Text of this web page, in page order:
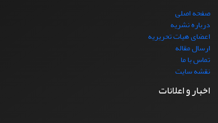
صفحه اصلی
درباره نشریه
اعضای هیات تحریریه
ارسال مقاله
تماس با ما
نقشه سایت
اخبار و اعلانات